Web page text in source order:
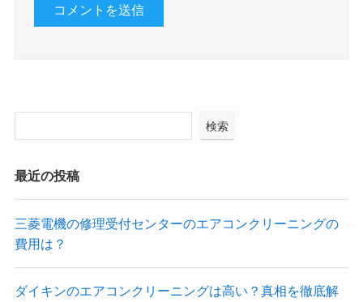
検索
最近の投稿
三菱電機の修理受付センターのエアコンクリーニングの
費用は？
ダイキンのエアコンクリーニングは高い？真相を徹底解